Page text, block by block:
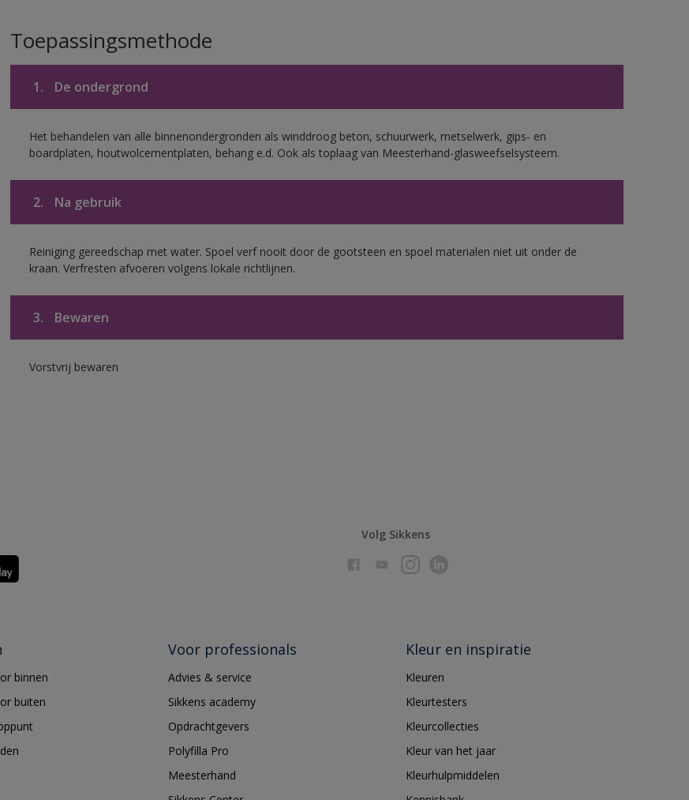
Toepassingsmethode
1. De ondergrond
Het behandelen van alle binnenondergronden als winddroog beton, schuurwerk, metselwerk, gips- en
boardplaten, houtwolcementplaten, behang e.d. Ook als toplaag van Meesterhand-glasweefselsysteem.
2. Na gebruik
Reiniging gereedschap met water. Spoel verf nooit door de gootsteen en spoel materialen niet uit onder de
kraan. Verfresten afvoeren volgens lokale richtlijnen.
3. Bewaren
Vorstvrij bewaren
Volg Sikkens
binnen
buiten
Voor professionals
Advies & service
Sikkens academy
Opdrachtgevers
Polyfilla Pro
Meesterhand
Kleur en inspiratie
Kleuren
Kleurtesters
Kleurcollecties
Kleur van het jaar
Kleurhulpmiddelen